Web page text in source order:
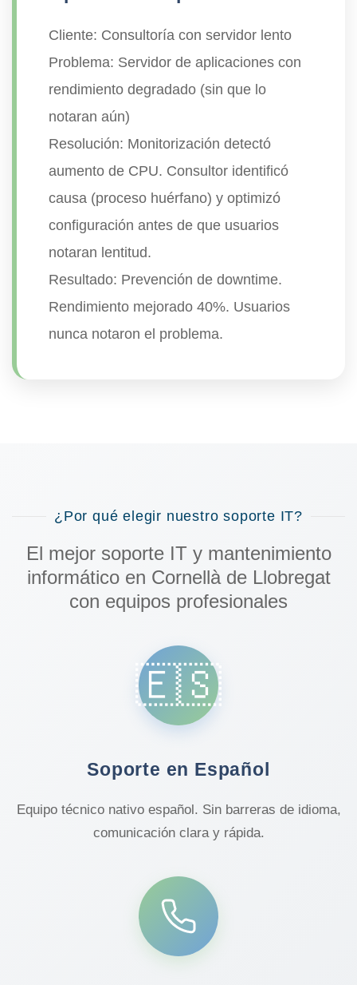
Cliente: Consultoría con servidor lento
Problema: Servidor de aplicaciones con
rendimiento degradado (sin que lo
notaran aún)
Resolución: Monitorización detectó
aumento de CPU. Consultor identificó
causa (proceso huérfano) y optimizó
configuración antes de que usuarios
notaran lentitud.
Resultado: Prevención de downtime.
Rendimiento mejorado 40%. Usuarios
nunca notaron el problema.
¿Por qué elegir nuestro soporte IT?
El mejor soporte IT y mantenimiento
informático en Cornellà de Llobregat
con equipos profesionales
🇪🇸
Soporte en Español
Equipo técnico nativo español. Sin barreras de idioma,
comunicación clara y rápida.